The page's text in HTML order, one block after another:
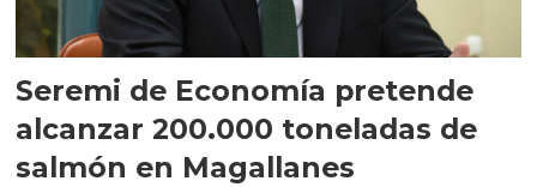
Seremi de Economía pretende
alcanzar 200.000 toneladas de
salmón en Magallanes